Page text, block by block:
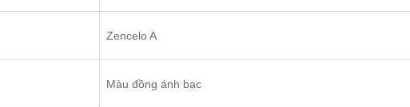
Zencelo A
Màu đồng ánh bạc